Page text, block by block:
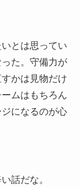
とは思ってい
た。守備力が
かは見物だけ
ムはもちろん
になるのが心
話だな。